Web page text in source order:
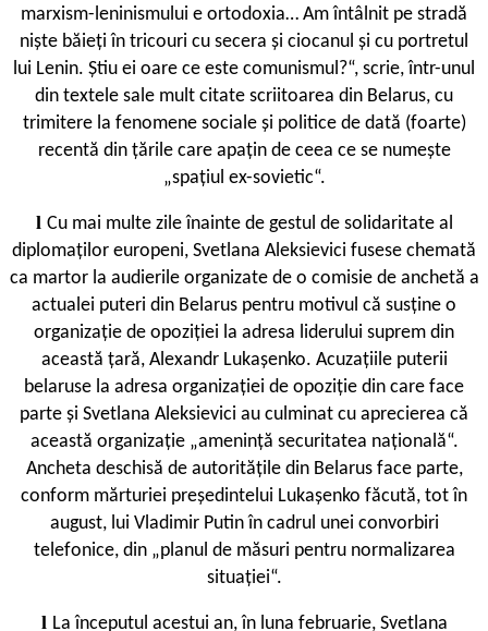
marxism-leninismului e ortodoxia… Am întâlnit pe stradă
niște băieți în tricouri cu secera și ciocanul și cu portretul
lui Lenin. Știu ei oare ce este comunismul?“, scrie, într-unul
din textele sale mult citate scriitoarea din Belarus, cu
trimitere la fenomene sociale și politice de dată (foarte)
recentă din țările care apațin de ceea ce se numește
„spațiul ex-sovietic“.
l Cu mai multe zile înainte de gestul de solidaritate al
diplomaților europeni, Svetlana Aleksievici fusese chemată
ca martor la audierile organizate de o comisie de anchetă a
actualei puteri din Belarus pentru motivul că susține o
organizație de opoziției la adresa liderului suprem din
această țară, Alexandr Lukașenko. Acuzațiile puterii
belaruse la adresa organizației de opoziție din care face
parte și Svetlana Aleksievici au culminat cu aprecierea că
această organizație „amenință securitatea națională“.
Ancheta deschisă de autoritățile din Belarus face parte,
conform mărturiei președintelui Lukașenko făcută, tot în
august, lui Vladimir Putin în cadrul unei convorbiri
telefonice, din „planul de măsuri pentru normalizarea
situației“.
l La începutul acestui an, în luna februarie, Svetlana